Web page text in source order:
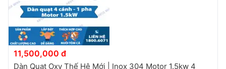
11,500,000 đ
Dàn Quạt Oxy Thế Hệ Mới | Inox 304 Motor 1.5kw 4